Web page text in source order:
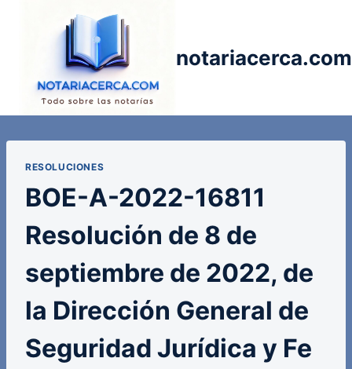
notariacerca.com
RESOLUCIONES
BOE-A-2022-16811
Resolución de 8 de
septiembre de 2022, de
la Dirección General de
Seguridad Jurídica y Fe